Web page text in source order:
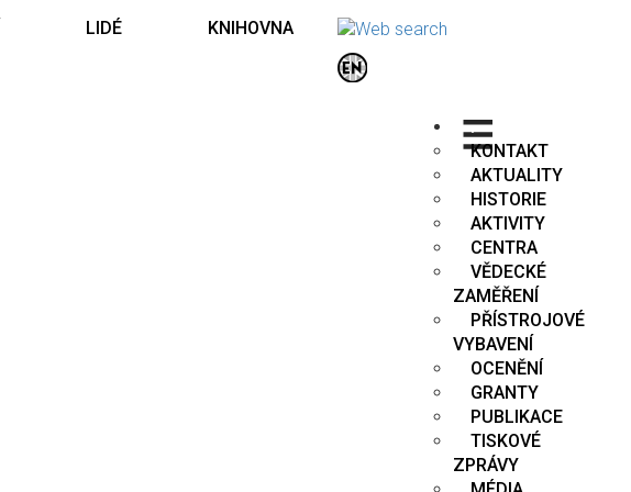
LIDÉ KNIHOVNA
.
KONTAKT
AKTUALITY
HISTORIE
AKTIVITY
CENTRA
VĚDECKÉ
ZAMĚŘENÍ
PŘÍSTROJOVÉ
VYBAVENÍ
OCENĚNÍ
GRANTY
PUBLIKACE
TISKOVÉ
ZPRÁVY